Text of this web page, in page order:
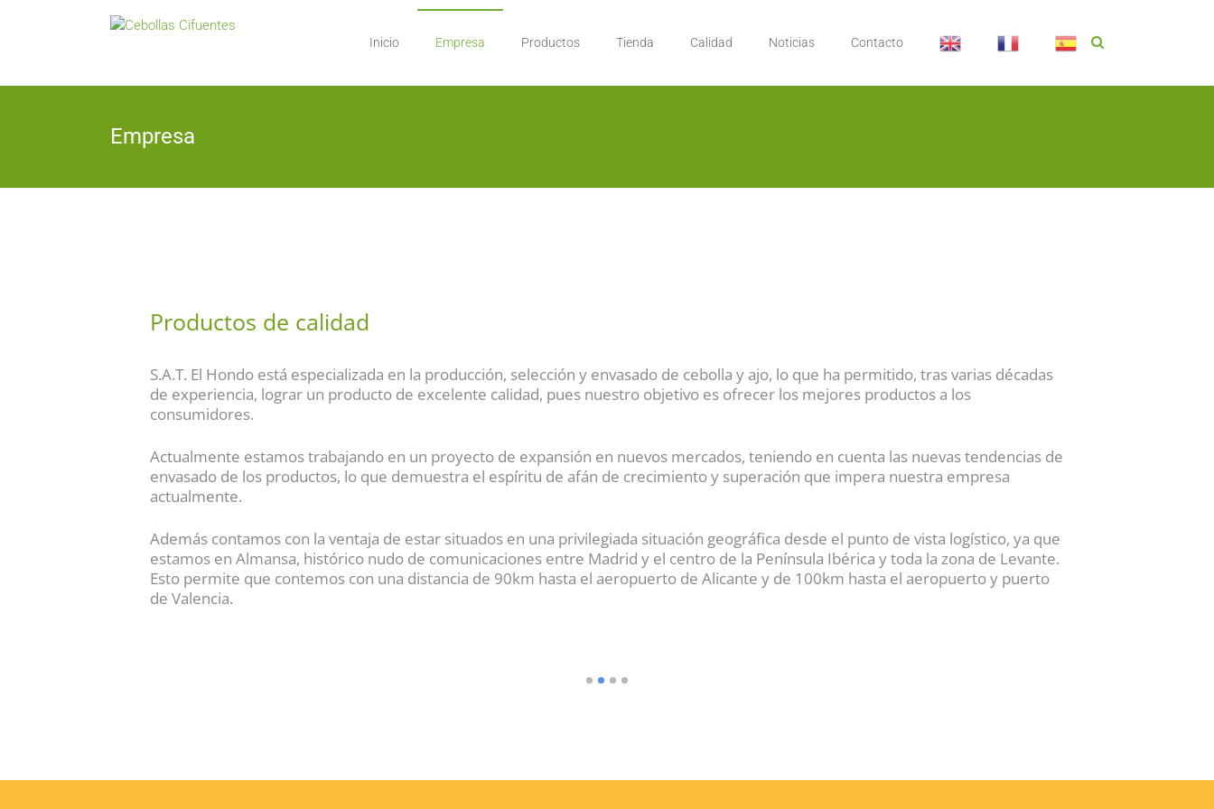
Inicio Empresa Productos Tienda Calidad Noticias Contacto
Empresa
Productos de calidad
S.A.T. El Hondo está especializada en la producción, selección y envasado de cebolla y ajo, lo que ha permitido, tras varias décadas
de experiencia, lograr un producto de excelente calidad, pues nuestro objetivo es ofrecer los mejores productos a los
consumidores.
Actualmente estamos trabajando en un proyecto de expansión en nuevos mercados, teniendo en cuenta las nuevas tendencias de
envasado de los productos, lo que demuestra el espíritu de afán de crecimiento y superación que impera nuestra empresa
actualmente.
Además contamos con la ventaja de estar situados en una privilegiada situación geográfica desde el punto de vista logístico, ya que
estamos en Almansa, histórico nudo de comunicaciones entre Madrid y el centro de la Península Ibérica y toda la zona de Levante.
Esto permite que contemos con una distancia de 90km hasta el aeropuerto de Alicante y de 100km hasta el aeropuerto y puerto
de Valencia.